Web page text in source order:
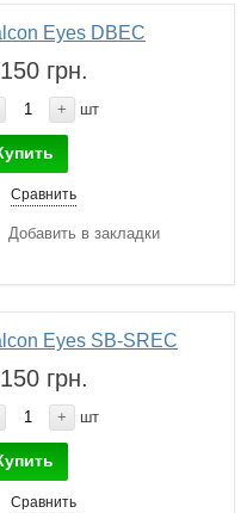
Eyes DBEC
грн.
+ шт
Сравнить
Добавить в закладки
Eyes SB-SREC
грн.
+ шт
Сравнить